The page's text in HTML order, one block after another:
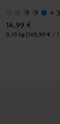
+
14,99 €
Inhalt:
0,10 kg (149,90 € / 1